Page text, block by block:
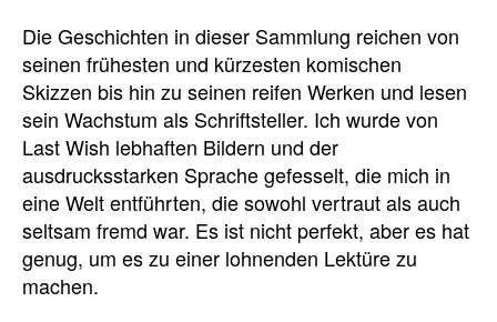
Die Geschichten in dieser Sammlung reichen von
seinen frühesten und kürzesten komischen
Skizzen bis hin zu seinen reifen Werken und lesen
sein Wachstum als Schriftsteller. Ich wurde von
Last Wish lebhaften Bildern und der
ausdrucksstarken Sprache gefesselt, die mich in
eine Welt entführten, die sowohl vertraut als auch
seltsam fremd war. Es ist nicht perfekt, aber es hat
genug, um es zu einer lohnenden Lektüre zu
machen.